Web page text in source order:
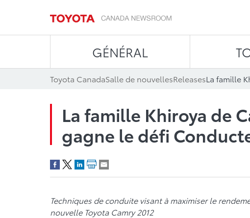
GÉNÉRAL
Toyota CanadaSalle de nouvellesReleases
La famille Khiroya de
gagne le défi
Techniques de conduite visant à maximiser le
nouvelle Toyota Camry 2012